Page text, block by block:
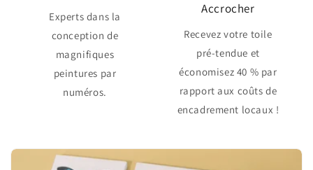
Experts dans la
conception de
magnifiques
peintures par
numéros.
Accrocher
Recevez votre toile
pré-tendue et
économisez 40 % par
rapport aux coûts de
encadrement locaux !